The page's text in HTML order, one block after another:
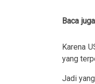
Baca
Karena
yang
Jadi